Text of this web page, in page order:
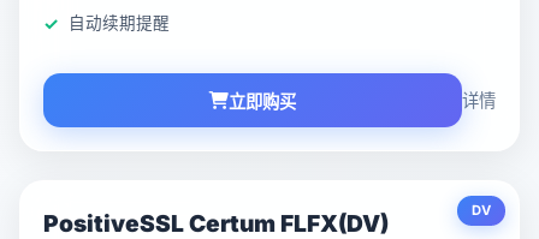
自动续期提醒
立即购买 详情
PositiveSSL Certum FLFX(DV) DV